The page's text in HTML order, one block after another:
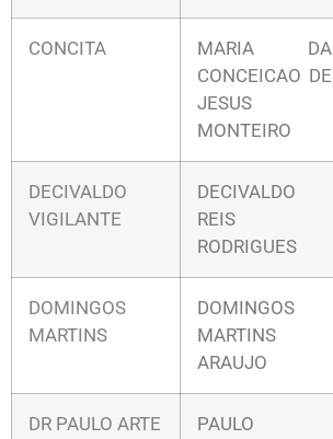
CONCITA
MARIA DA
CONCEICAO DE
JESUS
MONTEIRO
DECIVALDO
VIGILANTE
DECIVALDO
REIS
RODRIGUES
DOMINGOS
MARTINS
DOMINGOS
MARTINS
ARAUJO
DR PAULO ARTE
PAULO